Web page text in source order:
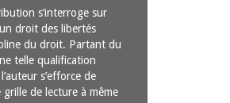
s’interroge sur
droit des libertés
du droit. Partant du
telle qualification
s’efforce de
de lecture à même